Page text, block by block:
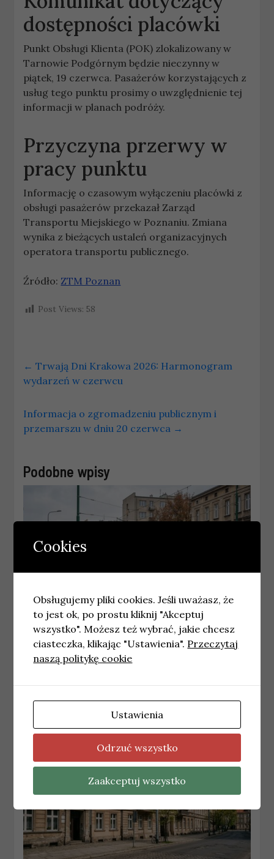
dostępności placówki
Punkt Obsługi Klienta (POK) zlokalizowany w
Tarnowie Podgórnym będzie nieczynny w
piątek, 19 czerwca. Pasażerów korzystających z
usług tego punktu prosimy o uwzględnienie tej
informacji w planach podróży.
Przyczyna przerwy w
pracy punktu
Informację o czasowym wyłączeniu placówki z
obsługi pasażerów przekazał Zarząd
Transportu Miejskiego w Poznaniu. Zmiana
wynika z bieżących ustaleń organizacyjnych
operatora transportu publicznego.
Źródło: ZTM Poznan
Post Views: 58
← Trwają Dni Krakowa 2026: Harmonogram
wydarzeń w czerwcu
Informacja o zgromadzeniu publicznym i
przemarszu w dniu 20 czerwca →
Podobne wpisy
POZNAŃ
Zagospodarowanie nadmiaru żywności po
okresie świątecznym
Cookies
Obsługujemy pliki cookies. Jeśli uważasz, że
to jest ok, po prostu kliknij "Akceptuj
wszystko". Możesz też wybrać, jakie chcesz
ciasteczka, klikając "Ustawienia". Przeczytaj
naszą politykę cookie
Ustawienia
Odrzuć wszystko
Zaakceptuj wszystko